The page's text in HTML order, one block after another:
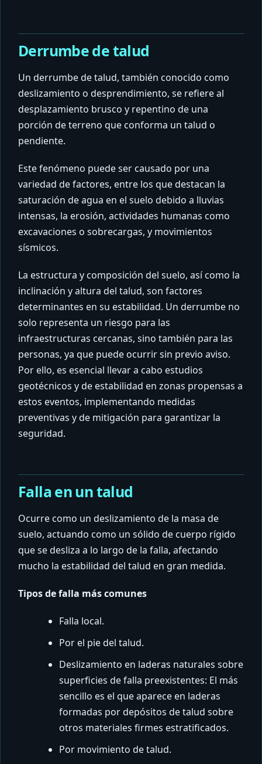
Derrumbe de talud
Un derrumbe de talud, también conocido como
deslizamiento o desprendimiento, se refiere al
desplazamiento brusco y repentino de una
porción de terreno que conforma un talud o
pendiente.
Este fenómeno puede ser causado por una
variedad de factores, entre los que destacan la
saturación de agua en el suelo debido a lluvias
intensas, la erosión, actividades humanas como
excavaciones o sobrecargas, y movimientos
sísmicos.
La estructura y composición del suelo, así como la
inclinación y altura del talud, son factores
determinantes en su estabilidad. Un derrumbe no
solo representa un riesgo para las
infraestructuras cercanas, sino también para las
personas, ya que puede ocurrir sin previo aviso.
Por ello, es esencial llevar a cabo estudios
geotécnicos y de estabilidad en zonas propensas a
estos eventos, implementando medidas
preventivas y de mitigación para garantizar la
seguridad.
Falla en un talud
Ocurre como un deslizamiento de la masa de
suelo, actuando como un sólido de cuerpo rígido
que se desliza a lo largo de la falla, afectando
mucho la estabilidad del talud en gran medida.
Tipos de falla más comunes
Falla local.
Por el pie del talud.
Deslizamiento en laderas naturales sobre
superficies de falla preexistentes: El más
sencillo es el que aparece en laderas
formadas por depósitos de talud sobre
otros materiales firmes estratificados.
Por movimiento de talud.